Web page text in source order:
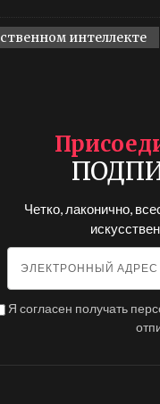
интеллекте
Четко, лаконично,
Я согласен получать